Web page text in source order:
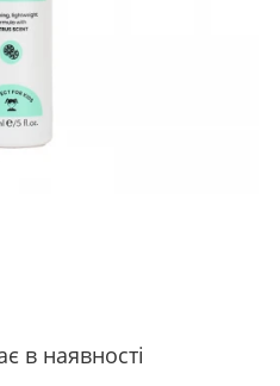
в наявності